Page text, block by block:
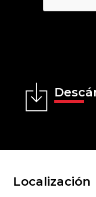
Localización